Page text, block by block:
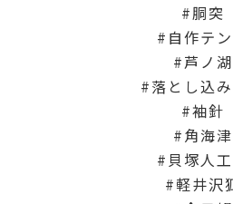
胴突
自作テ
芦ノ湖
落とし込
袖針
角海津
貝塚人
軽井沢